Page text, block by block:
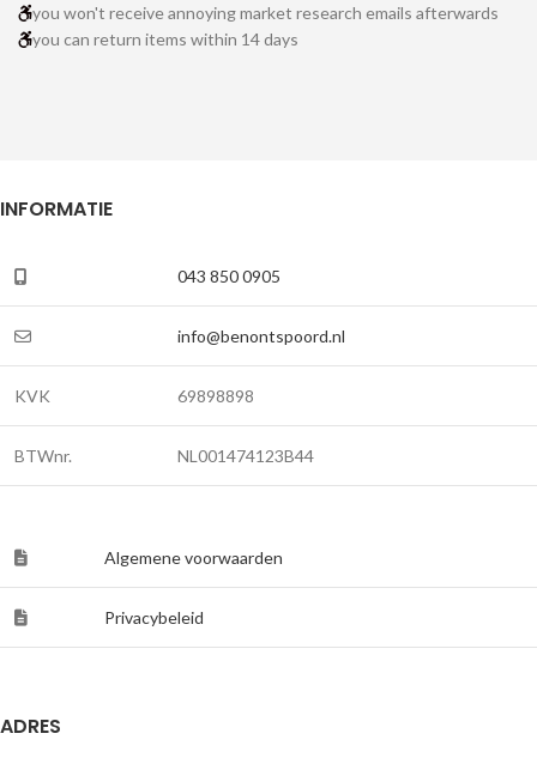
you won't receive annoying market research emails afterwards
you can return items within 14 days
INFORMATIE
043 850 0905
info@benontspoord.nl
KVK 69898898
BTWnr. NL001474123B44
Algemene voorwaarden
Privacybeleid
ADRES